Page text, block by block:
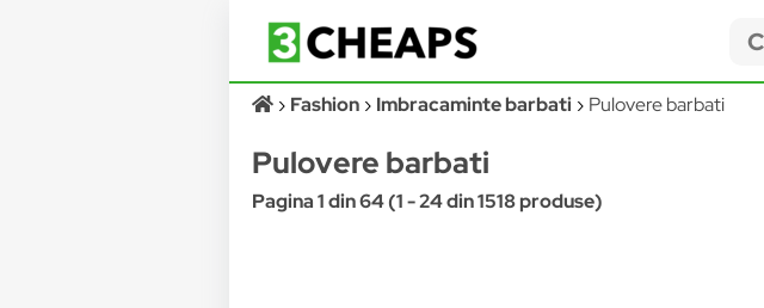
Fashion Imbracaminte barbati Pulovere barbati
Pulovere barbati
Pagina 1 din 64 (1 - 24 din 1518 produse)